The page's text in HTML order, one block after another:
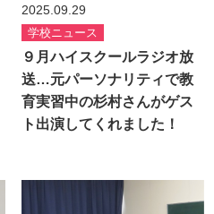
2025.09.29
学校ニュース
９月ハイスクールラジオ放
送…元パーソナリティで教
育実習中の杉村さんがゲス
ト出演してくれました！